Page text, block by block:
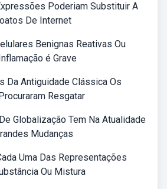
Poderiam Substituir A
De Internet
Benignas Reativas Ou
é Grave
Da Antiguidade Clássica Os
Resgatar
Globalização Tem Na Atualidade
Mudanças
Uma Das Representações
Ou Mistura